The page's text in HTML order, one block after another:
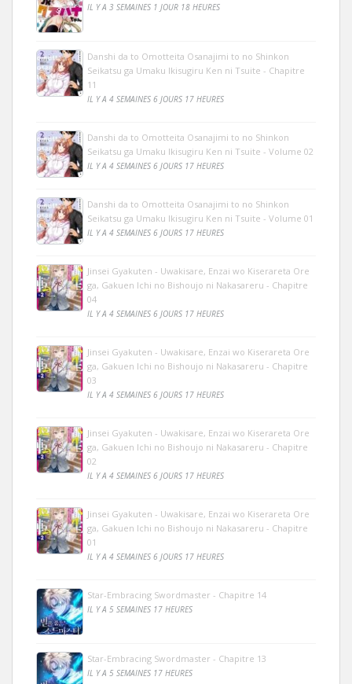
IL Y A 3 SEMAINES 1 JOUR 18 HEURES
Danshi da to Omotteita Osanajimi to no Shinkon
Seikatsu ga Umaku Ikisugiru Ken ni Tsuite - Chapitre
11
IL Y A 4 SEMAINES 6 JOURS 17 HEURES
Danshi da to Omotteita Osanajimi to no Shinkon
Seikatsu ga Umaku Ikisugiru Ken ni Tsuite - Volume 02
IL Y A 4 SEMAINES 6 JOURS 17 HEURES
Danshi da to Omotteita Osanajimi to no Shinkon
Seikatsu ga Umaku Ikisugiru Ken ni Tsuite - Volume 01
IL Y A 4 SEMAINES 6 JOURS 17 HEURES
Jinsei Gyakuten - Uwakisare, Enzai wo Kiserareta Ore
ga, Gakuen Ichi no Bishoujo ni Nakasareru - Chapitre
04
IL Y A 4 SEMAINES 6 JOURS 17 HEURES
Jinsei Gyakuten - Uwakisare, Enzai wo Kiserareta Ore
ga, Gakuen Ichi no Bishoujo ni Nakasareru - Chapitre
03
IL Y A 4 SEMAINES 6 JOURS 17 HEURES
Jinsei Gyakuten - Uwakisare, Enzai wo Kiserareta Ore
ga, Gakuen Ichi no Bishoujo ni Nakasareru - Chapitre
02
IL Y A 4 SEMAINES 6 JOURS 17 HEURES
Jinsei Gyakuten - Uwakisare, Enzai wo Kiserareta Ore
ga, Gakuen Ichi no Bishoujo ni Nakasareru - Chapitre
01
IL Y A 4 SEMAINES 6 JOURS 17 HEURES
Star-Embracing Swordmaster - Chapitre 14
IL Y A 5 SEMAINES 17 HEURES
Star-Embracing Swordmaster - Chapitre 13
IL Y A 5 SEMAINES 17 HEURES